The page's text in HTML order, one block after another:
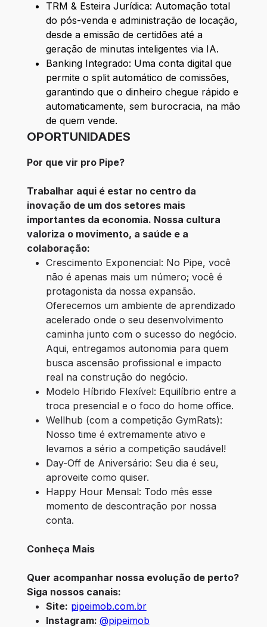
TRM & Esteira Jurídica: Automação total
do pós-venda e administração de locação,
desde a emissão de certidões até a
geração de minutas inteligentes via IA.
Banking Integrado: Uma conta digital que
permite o split automático de comissões,
garantindo que o dinheiro chegue rápido e
automaticamente, sem burocracia, na mão
de quem vende.
OPORTUNIDADES
Por que vir pro Pipe?
Trabalhar aqui é estar no centro da
inovação de um dos setores mais
importantes da economia. Nossa cultura
valoriza o movimento, a saúde e a
colaboração:
Crescimento Exponencial: No Pipe, você
não é apenas mais um número; você é
protagonista da nossa expansão.
Oferecemos um ambiente de aprendizado
acelerado onde o seu desenvolvimento
caminha junto com o sucesso do negócio.
Aqui, entregamos autonomia para quem
busca ascensão profissional e impacto
real na construção do negócio.
Modelo Híbrido Flexível: Equilíbrio entre a
troca presencial e o foco do home office.
Wellhub (com a competição GymRats):
Nosso time é extremamente ativo e
levamos a sério a competição saudável!
Day-Off de Aniversário: Seu dia é seu,
aproveite como quiser.
Happy Hour Mensal: Todo mês esse
momento de descontração por nossa
conta.
Conheça Mais
Quer acompanhar nossa evolução de perto?
Siga nossos canais:
Site: pipeimob.com.br
Instagram: @pipeimob